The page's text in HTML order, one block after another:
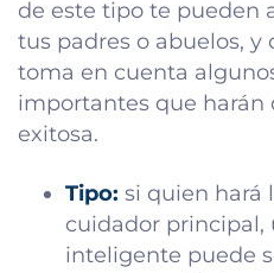
de este tipo te pueden
tus padres o abuelos, y
toma en cuenta
importantes que harán
exitosa.
Tipo: si quien hará
cuidador principal,
inteligente puede